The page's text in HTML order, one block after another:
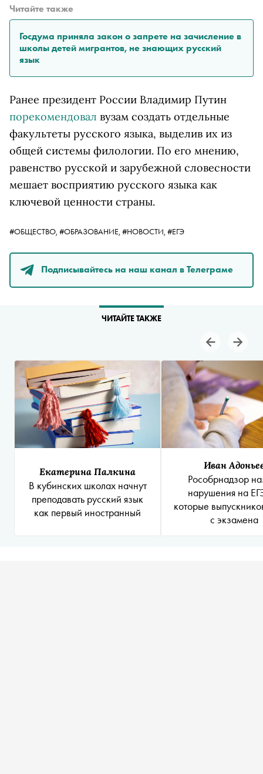
Читайте также
Госдума приняла закон о запрете на зачисление в
школы детей мигрантов, не знающих русский
язык
Ранее президент России Владимир Путин
порекомендовал вузам создать отдельные
факультеты русского языка, выделив их из
общей системы филологии. По его мнению,
равенство русской и зарубежной словесности
мешает восприятию русского языка как
ключевой ценности страны.
#ОБЩЕСТВО, #ОБРАЗОВАНИЕ, #НОВОСТИ, #ЕГЭ
Подписывайтесь на наш канал в Телеграме
ЧИТАЙТЕ ТАКЖЕ
Екатерина Палкина
В кубинских школах начнут
преподавать русский язык
как первый иностранный
Иван
Рособрнадзор
нарушения на
которые
с экзамена